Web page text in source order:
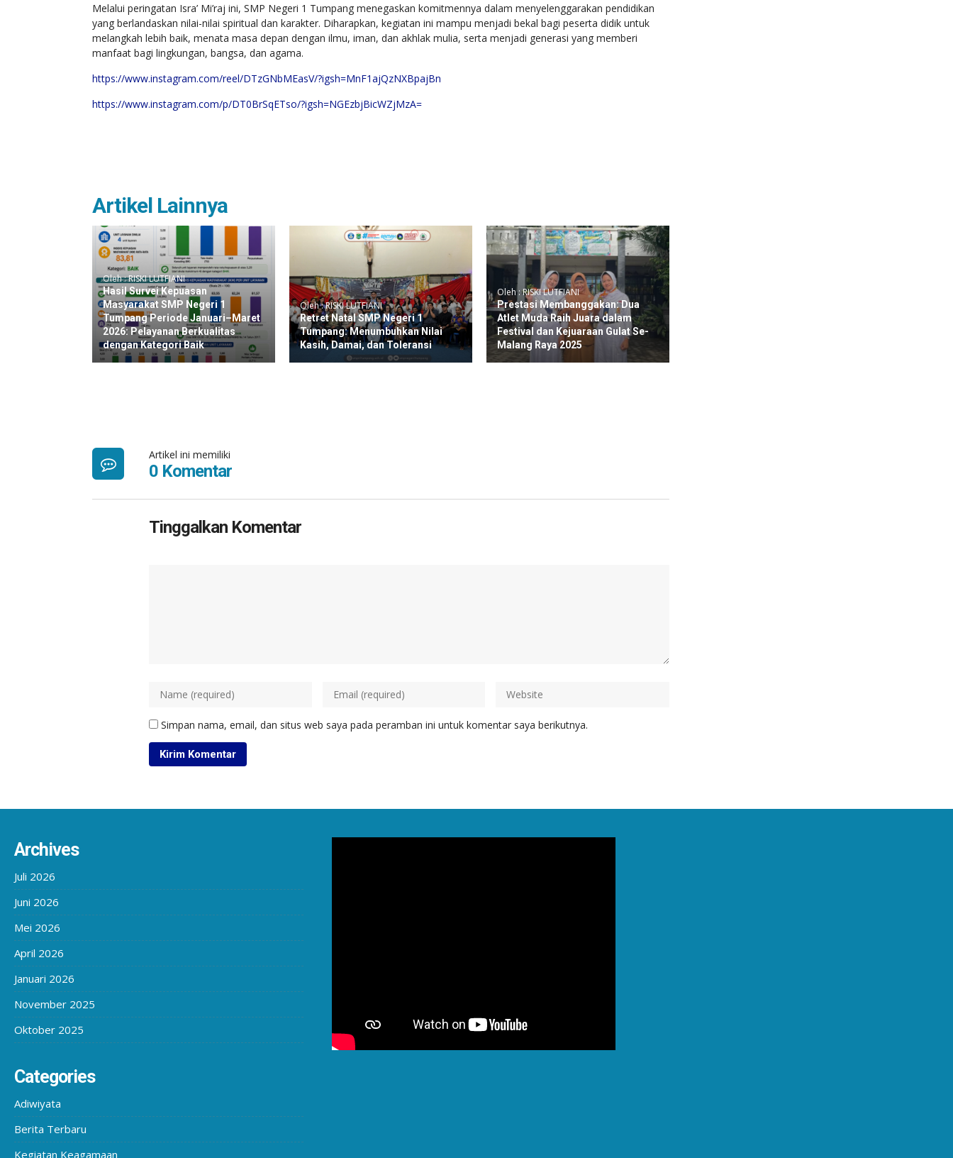
Melalui peringatan Isra’ Mi’raj ini, SMP Negeri 1 Tumpang menegaskan komitmennya dalam menyelenggarakan pendidikan
yang berlandaskan nilai-nilai spiritual dan karakter. Diharapkan, kegiatan ini mampu menjadi bekal bagi peserta didik untuk
melangkah lebih baik, menata masa depan dengan ilmu, iman, dan akhlak mulia, serta menjadi generasi yang memberi
manfaat bagi lingkungan, bangsa, dan agama.
https://www.instagram.com/reel/DTzGNbMEasV/?igsh=MnF1ajQzNXBpajBn
https://www.instagram.com/p/DT0BrSqETso/?igsh=NGEzbjBicWZjMzA=
Artikel Lainnya
Oleh : RISKI LUTFIANI
Hasil Survei Kepuasan
Masyarakat SMP Negeri 1
Tumpang Periode Januari–Maret
2026: Pelayanan Berkualitas
dengan Kategori Baik
Oleh : RISKI LUTFIANI
Retret Natal SMP Negeri 1
Tumpang: Menumbuhkan Nilai
Kasih, Damai, dan Toleransi
Oleh : RISKI LUTFIANI
Prestasi Membanggakan: Dua
Atlet Muda Raih Juara dalam
Festival dan Kejuaraan Gulat Se-
Malang Raya 2025
Artikel ini memiliki
0 Komentar
Tinggalkan Komentar
Simpan nama, email, dan situs web saya pada peramban ini untuk komentar saya berikutnya.
Archives
Juli 2026
Juni 2026
Mei 2026
April 2026
Januari 2026
November 2025
Oktober 2025
Categories
Adiwiyata
Berita Terbaru
Kegiatan Keagamaan